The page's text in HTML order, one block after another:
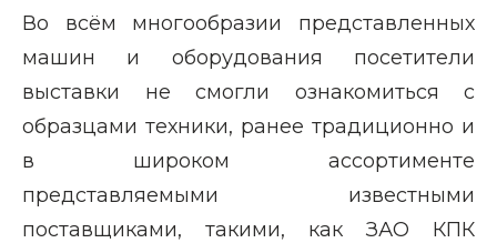
Во всём многообразии представленных
машин и оборудования посетители
выставки не смогли ознакомиться с
образцами техники, ранее традиционно и
в широком ассортименте
представляемыми известными
поставщиками, такими, как ЗАО КПК